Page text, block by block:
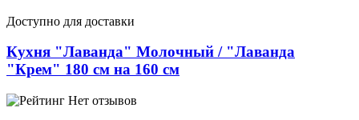
Доступно для доставки
Кухня "Лаванда" Молочный / "Лаванда
"Крем" 180 см на 160 см
Нет отзывов